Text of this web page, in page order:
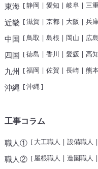
東海[静岡 | 愛知 | 岐阜| 三
近畿[滋賀 | 京都| 大阪 | 兵
中国 [鳥取 | 島根 | 岡山 | 広島
四国 [徳島 | 香川 | 愛媛| 高知
九州 [福岡 | 佐賀 | 長崎| 熊
沖縄 [沖縄]
工事コラム
職人①[ 大工職人 | 設備職人 |
職人②[ 屋根職人 | 造園職人 |